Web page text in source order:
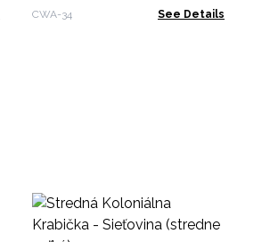
- Klasická Modrá
CWA-34 See Details